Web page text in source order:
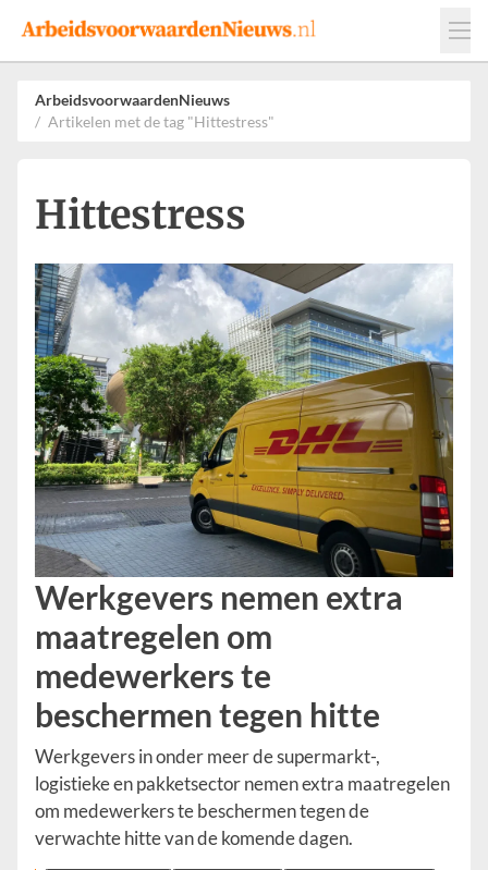
Events
Adverteren
Leveranciers
Werkgevers
ArbeidsvoorwaardenNieuws
Artikelen met de tag "Hittestress"
Hittestress
Werkgevers nemen extra
maatregelen om
medewerkers te
beschermen tegen hitte
Werkgevers in onder meer de supermarkt-,
logistieke en pakketsector nemen extra maatregelen
om medewerkers te beschermen tegen de
verwachte hitte van de komende dagen.